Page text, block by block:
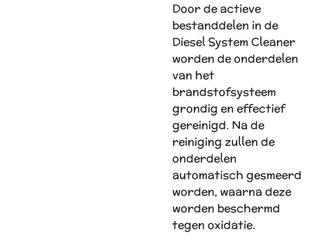
Door de actieve
bestanddelen in de
Diesel System Cleaner
worden de onderdelen
van het
brandstofsysteem
grondig en effectief
gereinigd. Na de
reiniging zullen de
onderdelen
automatisch gesmeerd
worden, waarna deze
worden beschermd
tegen oxidatie.